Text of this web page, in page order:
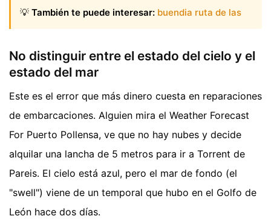
💡 También te puede interesar: buendia ruta de las
No distinguir entre el estado del cielo y el
estado del mar
Este es el error que más dinero cuesta en reparaciones
de embarcaciones. Alguien mira el Weather Forecast
For Puerto Pollensa, ve que no hay nubes y decide
alquilar una lancha de 5 metros para ir a Torrent de
Pareis. El cielo está azul, pero el mar de fondo (el
"swell") viene de un temporal que hubo en el Golfo de
León hace dos días.